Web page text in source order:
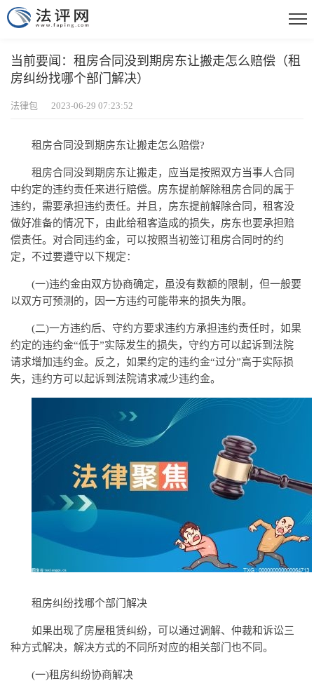
当前要闻：租房合同没到期房东让搬走怎么赔偿（租
房纠纷找哪个部门解决）
法律包 2023-06-29 07:23:52
租房合同没到期房东让搬走怎么赔偿?
租房合同没到期房东让搬走，应当是按照双方当事人合同
中约定的违约责任来进行赔偿。房东提前解除租房合同的属于
违约，需要承担违约责任。并且，房东提前解除合同，租客没
做好准备的情况下，由此给租客造成的损失，房东也要承担赔
偿责任。对合同违约金，可以按照当初签订租房合同时的约
定，不过要遵守以下规定：
(一)违约金由双方协商确定，虽没有数额的限制，但一般要
以双方可预测的，因一方违约可能带来的损失为限。
(二)一方违约后、守约方要求违约方承担违约责任时，如果
约定的违约金“低于”实际发生的损失，守约方可以起诉到法院
请求增加违约金。反之，如果约定的违约金“过分”高于实际损
失，违约方可以起诉到法院请求减少违约金。
租房纠纷找哪个部门解决
如果出现了房屋租赁纠纷，可以通过调解、仲裁和诉讼三
种方式解决，解决方式的不同所对应的相关部门也不同。
(一)租房纠纷协商解决